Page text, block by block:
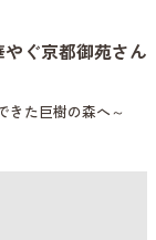
やぐ京都御苑さん
きた巨樹の森へ～